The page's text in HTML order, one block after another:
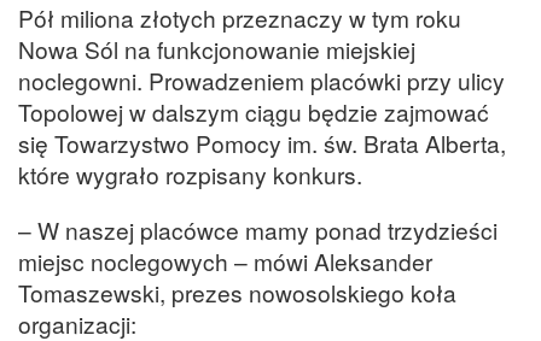
Pół miliona złotych przeznaczy w tym roku
Nowa Sól na funkcjonowanie miejskiej
noclegowni. Prowadzeniem placówki przy ulicy
Topolowej w dalszym ciągu będzie zajmować
się Towarzystwo Pomocy im. św. Brata Alberta,
które wygrało rozpisany konkurs.
– W naszej placówce mamy ponad trzydzieści
miejsc noclegowych – mówi Aleksander
Tomaszewski, prezes nowosolskiego koła
organizacji: